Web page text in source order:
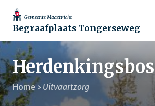
Begraafplaats Tongerseweg
Herdenkingsbos
Home Uitvaartzorg